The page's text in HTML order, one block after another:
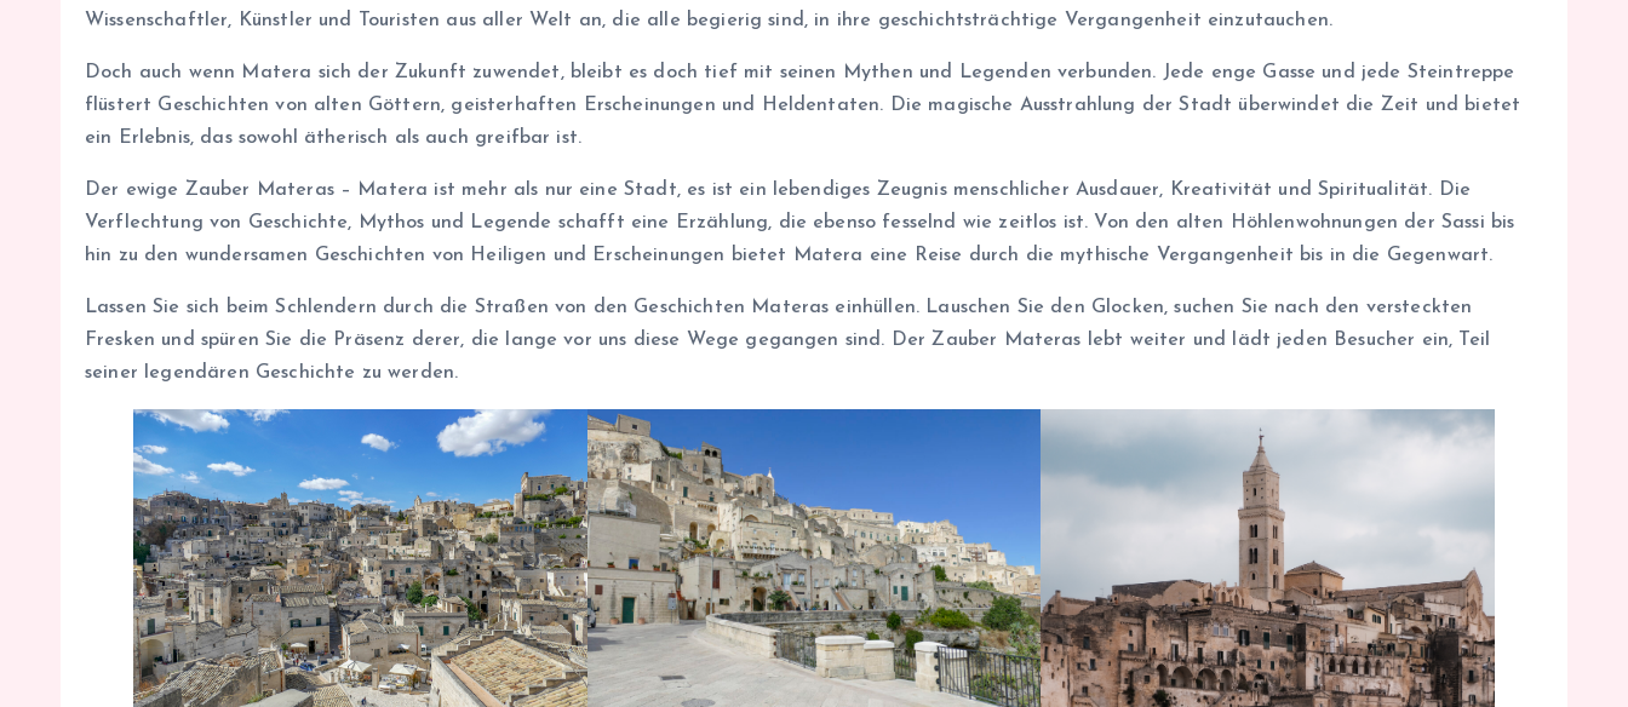
Wissenschaftler, Künstler und Touristen aus aller Welt an, die alle begierig sind, in ihre geschichtsträchtige Vergangenheit einzutauchen.
Doch auch wenn Matera sich der Zukunft zuwendet, bleibt es doch tief mit seinen Mythen und Legenden verbunden. Jede enge Gasse und jede Steintreppe
flüstert Geschichten von alten Göttern, geisterhaften Erscheinungen und Heldentaten. Die magische Ausstrahlung der Stadt überwindet die Zeit und bietet
ein Erlebnis, das sowohl ätherisch als auch greifbar ist.
Der ewige Zauber Materas – Matera ist mehr als nur eine Stadt, es ist ein lebendiges Zeugnis menschlicher Ausdauer, Kreativität und Spiritualität. Die
Verflechtung von Geschichte, Mythos und Legende schafft eine Erzählung, die ebenso fesselnd wie zeitlos ist. Von den alten Höhlenwohnungen der Sassi bis
hin zu den wundersamen Geschichten von Heiligen und Erscheinungen bietet Matera eine Reise durch die mythische Vergangenheit bis in die Gegenwart.
Lassen Sie sich beim Schlendern durch die Straßen von den Geschichten Materas einhüllen. Lauschen Sie den Glocken, suchen Sie nach den versteckten
Fresken und spüren Sie die Präsenz derer, die lange vor uns diese Wege gegangen sind. Der Zauber Materas lebt weiter und lädt jeden Besucher ein, Teil
seiner legendären Geschichte zu werden.